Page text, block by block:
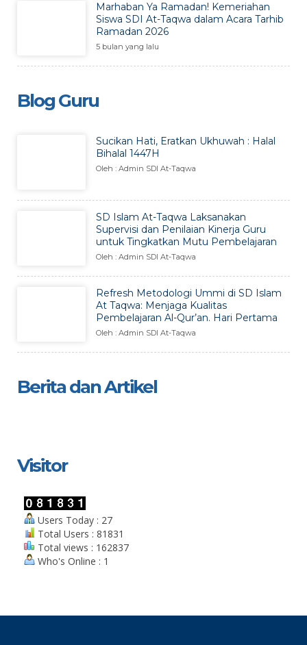
Marhaban Ya Ramadan! Kemeriahan
Siswa SDI At-Taqwa dalam Acara Tarhib
Ramadan 2026
5 bulan yang lalu
Blog Guru
Sucikan Hati, Eratkan Ukhuwah : Halal
Bihalal 1447H
Oleh : Admin SDI At-Taqwa
SD Islam At-Taqwa Laksanakan
Supervisi dan Penilaian Kinerja Guru
untuk Tingkatkan Mutu Pembelajaran
Oleh : Admin SDI At-Taqwa
Refresh Metodologi Ummi di SD Islam
At Taqwa: Menjaga Kualitas
Pembelajaran Al-Qur’an. Hari Pertama
Oleh : Admin SDI At-Taqwa
Berita dan Artikel
Visitor
Users Today : 27
Total Users : 81831
Total views : 162837
Who's Online : 1